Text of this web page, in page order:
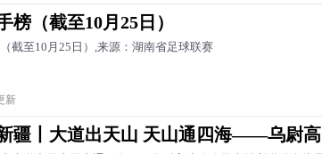
榜（截至10月25日）
截至10月25日）,来源：湖南省足球联赛
新
疆丨大道出天山 天山通四海——乌尉高